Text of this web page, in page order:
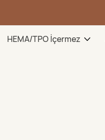
HEMA/TPO İçermez